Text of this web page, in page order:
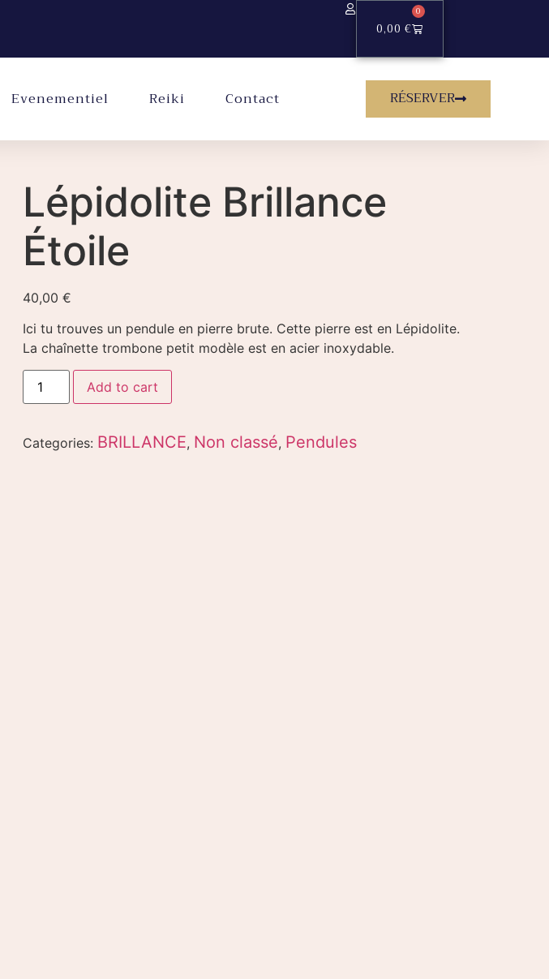
0,00 €
0
Evenementiel Reiki Contact RÉSERVER
Lépidolite Brillance
Étoile
40,00 €
Ici tu trouves un pendule en pierre brute. Cette pierre est en Lépidolite.
La chaînette trombone petit modèle est en acier inoxydable.
Add to cart
Categories: BRILLANCE, Non classé, Pendules